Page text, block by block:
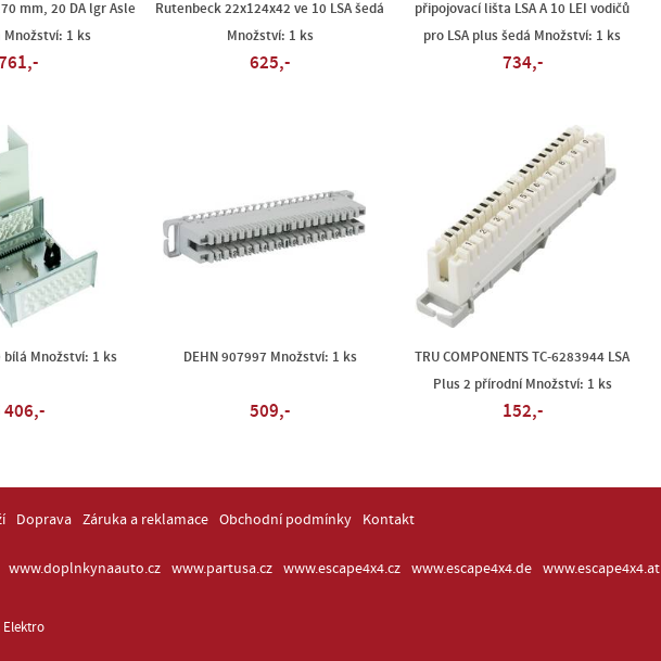
mm, 20 DA lgr Asle
Množství: 1 ks
Rutenbeck 22x124x42 ve 10 LSA šedá
Množství: 1 ks
625,-
připojovací lišta LSA A 10 LEI vodičů
pro LSA plus šedá Množství: 1 ks
734,-
bílá Množství: 1 ks
406,-
DEHN 907997 Množství: 1 ks
509,-
TRU COMPONENTS TC-6283944 LSA
Plus 2 přírodní Množství: 1 ks
152,-
Doprava Záruka a reklamace Obchodní podmínky Kontakt
www.doplnkynaauto.cz www.partusa.cz www.escape4x4.cz www.escape4x4.de www.escape4x4.at
Elektro